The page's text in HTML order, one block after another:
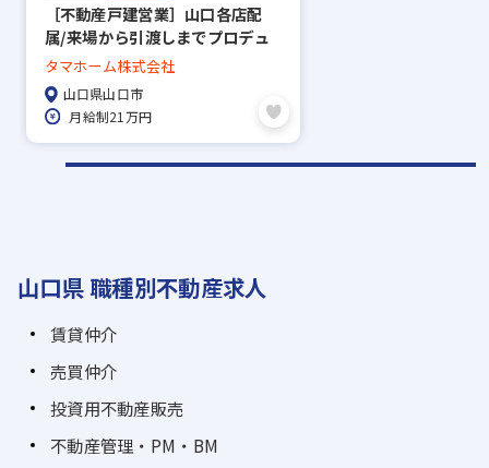
［不動産戸建営業］山口各店配
属/来場から引渡しまでプロデュ
ース！/手当充実！安定の上場企
業◎
タマホーム株式会社
山口県山口市
月給制21万円
山口県 職種別不動産求人
賃貸仲介
売買仲介
投資用不動産販売
不動産管理・PM・BM